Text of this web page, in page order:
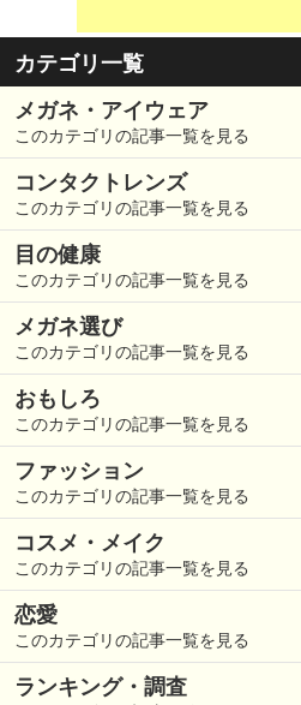
カテゴリ一覧
メガネ・アイウェア
このカテゴリの記事一覧を見る
コンタクトレンズ
このカテゴリの記事一覧を見る
目の健康
このカテゴリの記事一覧を見る
メガネ選び
このカテゴリの記事一覧を見る
おもしろ
このカテゴリの記事一覧を見る
ファッション
このカテゴリの記事一覧を見る
コスメ・メイク
このカテゴリの記事一覧を見る
恋愛
このカテゴリの記事一覧を見る
ランキング・調査